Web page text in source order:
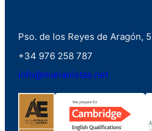
Pso. de los Reyes de Aragón,
+34 976 258 787
info@marianistas.net